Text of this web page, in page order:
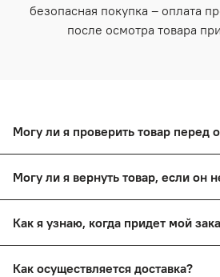
безопасная покупка – оплата
после осмотра товара
Могу ли я проверить товар перед
осмотра в пункте выдачи.
Могу ли я вернуть товар, если он
сохранив товарный вид.
Как я узнаю, когда придет мой
Как осуществляется доставка?